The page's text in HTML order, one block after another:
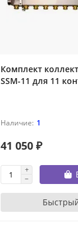
Комплект
SSM-11 для 11
1
41 050 ₽